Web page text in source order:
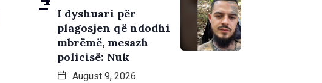
I dyshuari për
plagosjen që ndodhi
mbrëmë, mesazh
policisë: Nuk
August 9, 2026